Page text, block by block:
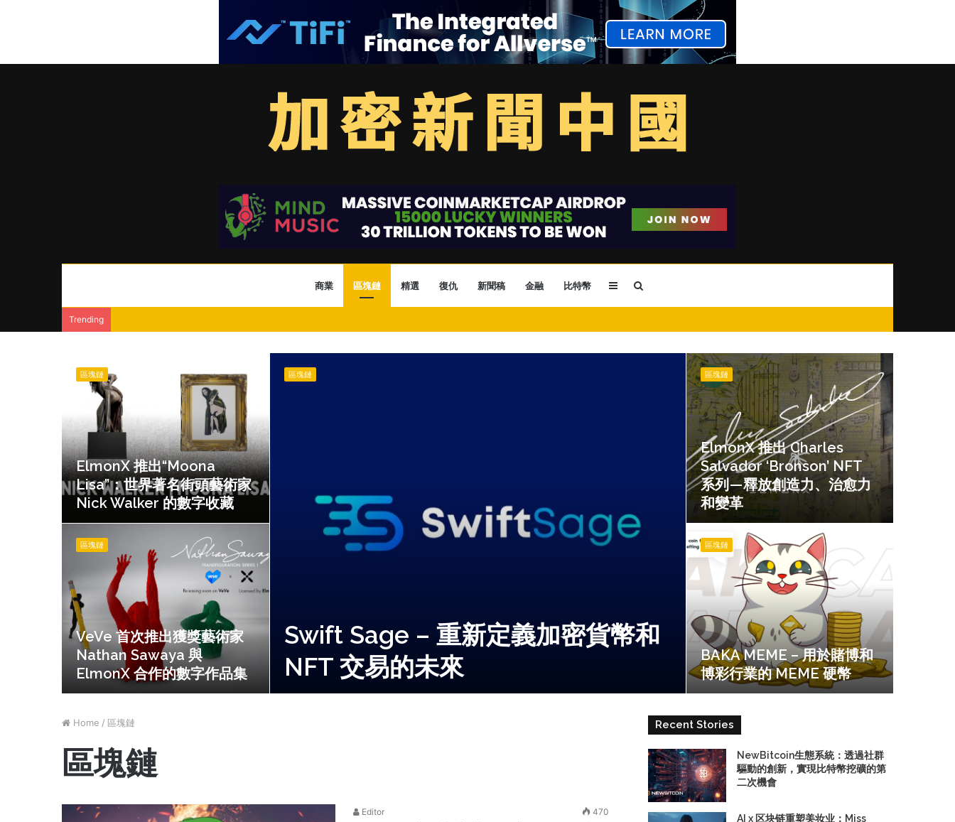
商業 區塊鏈 精選 復仇 新聞稿 金融 比特幣 Sidebar
Trending
Sage
定
義
加
貨
和
交
區塊鏈
Swift Sage – 重新定義加密貨幣和
NFT 交易的未來
出“Moona
世
著
名
街
頭
術
Nick
的
收
區塊鏈
ElmonX 推出“Moona
Lisa”：世界著名街頭藝術家
Nick Walker 的數字收藏
出
獲
藝
Nathan
Sawaya
ElmonX
作
的
區塊鏈
VeVe 首次推出獲獎藝術家
Nathan Sawaya 與
ElmonX 合作的數字作品集
ElmonX
推
出
Charles
Salvador
‘Bronson’
NFT
系
列
—
放
創
力、
治
力
和
區塊鏈
ElmonX 推出 Charles
Salvador ‘Bronson’ NFT
系列 — 釋放創造力、治愈力
和變革
MEME
–
用
於
博
和
博
行
業
MEME
幣
區塊鏈
BAKA MEME – 用於賭博和
博彩行業的 MEME 硬幣
Home / 區塊鏈
區塊鏈
Editor 470
Recent Stories
NewBitcoin生態系統：透過社群
驅動的創新，實現比特幣挖礦的第
二次機會
AI x 区块链重塑美妆业：Miss